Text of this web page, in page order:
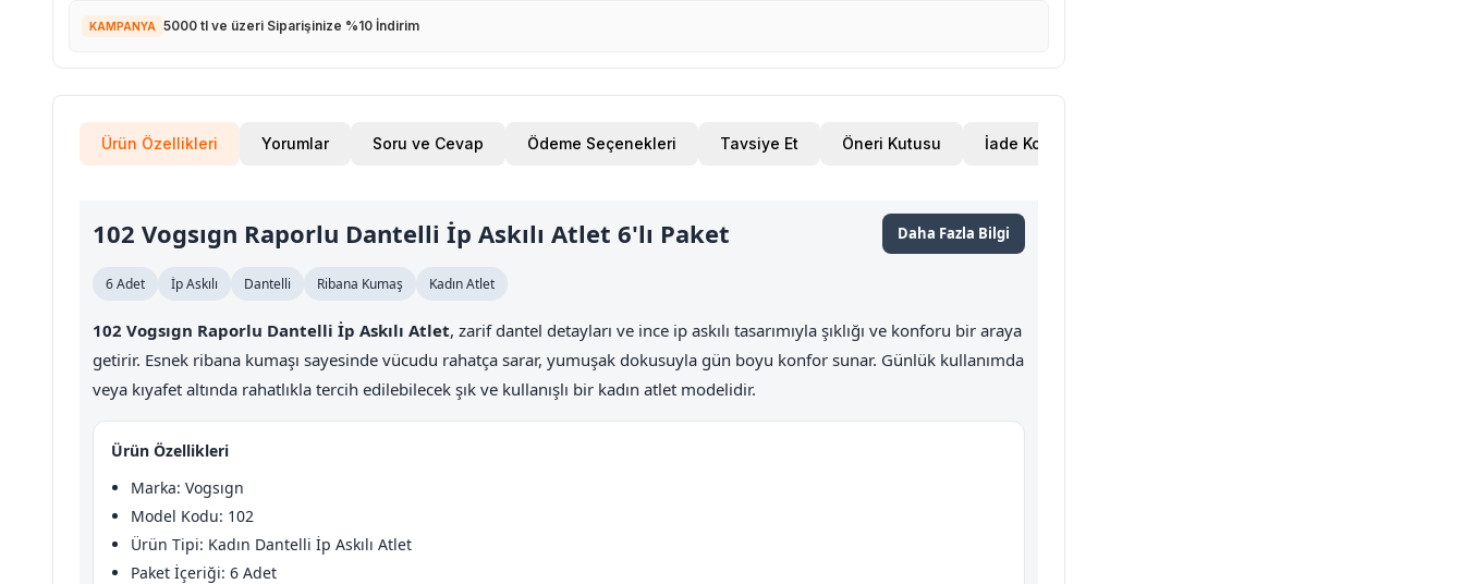
KAMPANYA 5000 tl ve üzeri Siparişinize %10 İndirim
Ürün Özellikleri Yorumlar Soru ve Cevap Ödeme Seçenekleri Tavsiye Et Öneri Kutusu İade Koşulları
102 Vogsıgn Raporlu Dantelli İp Askılı Atlet 6'lı Paket Daha Fazla Bilgi
6 Adet İp Askılı Dantelli Ribana Kumaş Kadın Atlet
102 Vogsıgn Raporlu Dantelli İp Askılı Atlet, zarif dantel detayları ve ince ip askılı tasarımıyla şıklığı ve konforu bir araya
getirir. Esnek ribana kumaşı sayesinde vücudu rahatça sarar, yumuşak dokusuyla gün boyu konfor sunar. Günlük kullanımda
veya kıyafet altında rahatlıkla tercih edilebilecek şık ve kullanışlı bir kadın atlet modelidir.
Ürün Özellikleri
Marka: Vogsıgn
Model Kodu: 102
Ürün Tipi: Kadın Dantelli İp Askılı Atlet
Paket İçeriği: 6 Adet